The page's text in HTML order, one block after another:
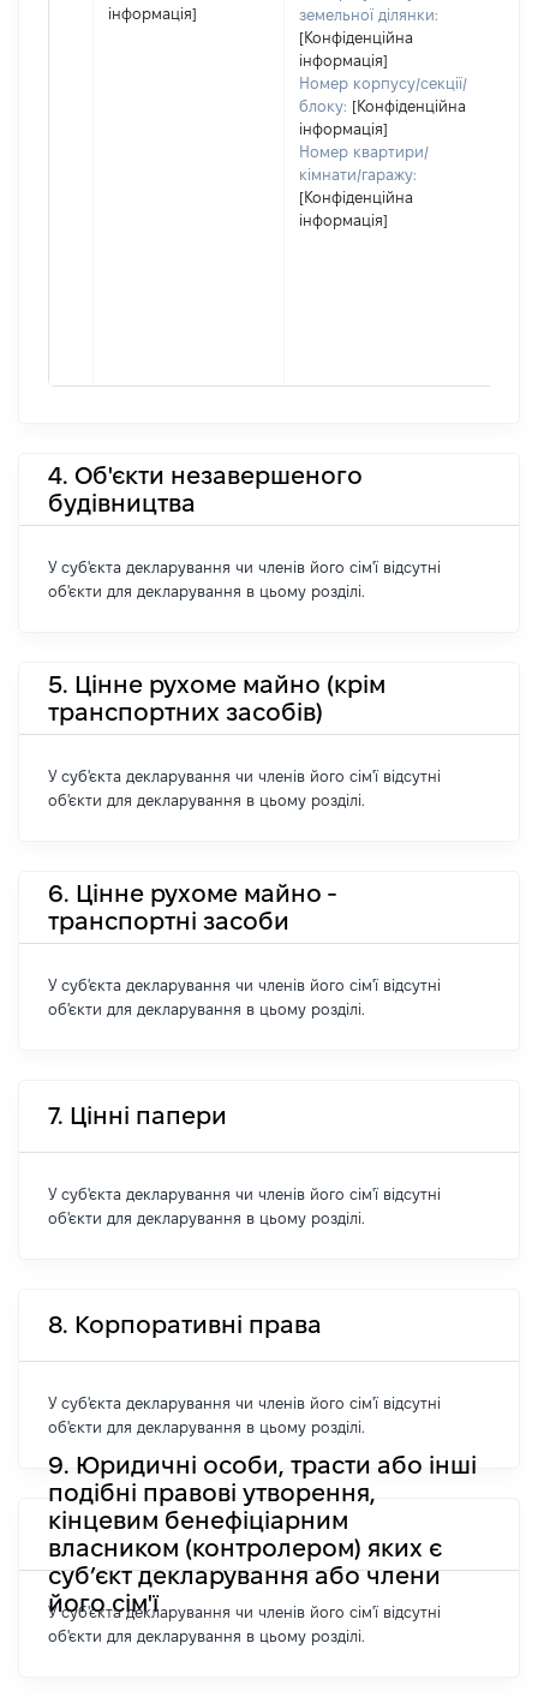
інформація]
земельної ділянки:
[Конфіденційна
інформація]
Номер корпусу/секції/
блоку: [Конфіденційна
інформація]
Номер квартири/
кімнати/гаражу:
[Конфіденційна
інформація]
4. Об'єкти незавершеного
будівництва
У суб'єкта декларування чи членів його сім'ї відсутні
об'єкти для декларування в цьому розділі.
5. Цінне рухоме майно (крім
транспортних засобів)
У суб'єкта декларування чи членів його сім'ї відсутні
об'єкти для декларування в цьому розділі.
6. Цінне рухоме майно -
транспортні засоби
У суб'єкта декларування чи членів його сім'ї відсутні
об'єкти для декларування в цьому розділі.
7. Цінні папери
У суб'єкта декларування чи членів його сім'ї відсутні
об'єкти для декларування в цьому розділі.
8. Корпоративні права
У суб'єкта декларування чи членів його сім'ї відсутні
об'єкти для декларування в цьому розділі.
9. Юридичні особи, трасти або інші
подібні правові утворення,
кінцевим бенефіціарним
власником (контролером) яких є
суб’єкт декларування або члени
його сім'ї
У суб'єкта декларування чи членів його сім'ї відсутні
об'єкти для декларування в цьому розділі.